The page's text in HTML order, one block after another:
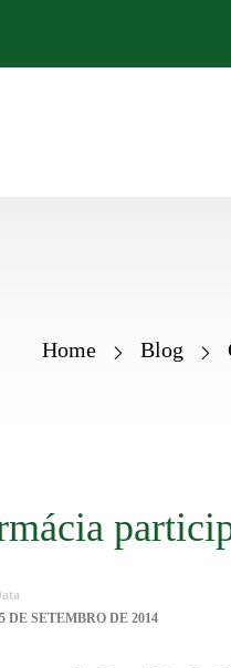
Home Blog
DE SETEMBRO DE 2014